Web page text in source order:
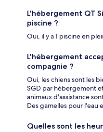
L'hébergement QT
piscine ?
Oui, il y a 1 piscine en
L'hébergement
compagnie ?
Oui, les chiens sont les
SGD par hébergement
animaux d'assistance
Des gamelles pour l'eau
Quelles sont les